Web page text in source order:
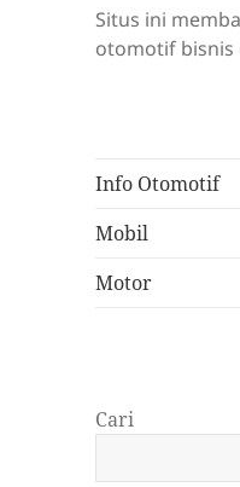
Situs ini
otomotif bisnis
Info Otomotif
Mobil
Motor
Cari